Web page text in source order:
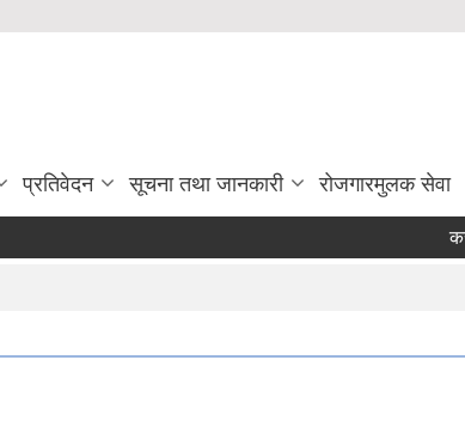
प्रतिवेदन सूचना तथा जानकारी रोजगारमुलक सेवा